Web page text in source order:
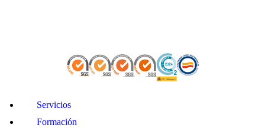
Servicios
Formación